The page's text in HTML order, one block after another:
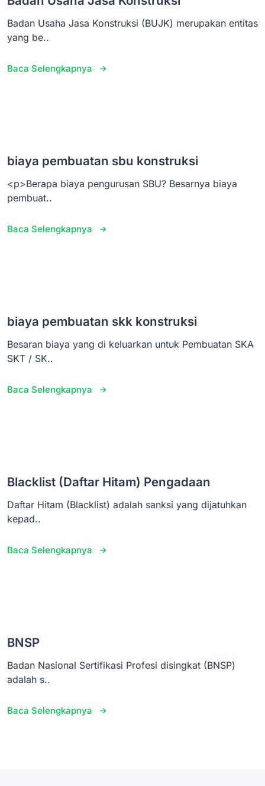
Badan Usaha Jasa Konstruksi (BUJK) merupakan entitas
yang be..
Baca Selengkapnya
biaya pembuatan sbu konstruksi
<p>Berapa biaya pengurusan SBU? Besarnya biaya
pembuat..
Baca Selengkapnya
biaya pembuatan skk konstruksi
Besaran biaya yang di keluarkan untuk Pembuatan SKA
SKT / SK..
Baca Selengkapnya
Blacklist (Daftar Hitam) Pengadaan
Daftar Hitam (Blacklist) adalah sanksi yang dijatuhkan
kepad..
Baca Selengkapnya
BNSP
Badan Nasional Sertifikasi Profesi disingkat (BNSP)
adalah s..
Baca Selengkapnya